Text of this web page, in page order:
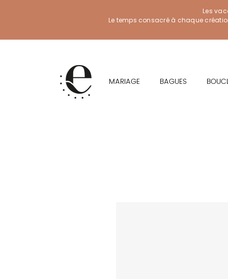
Les
Le temps consacré à chaque
MARIAGE BAGUES